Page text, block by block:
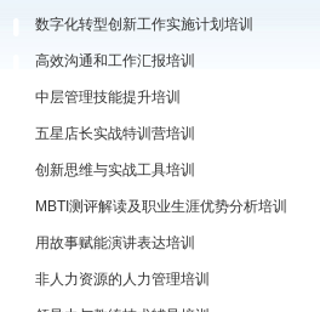
数字化转型创新工作实施计划培训
高效沟通和工作汇报培训
中层管理技能提升培训
五星店长实战特训营培训
创新思维与实战工具培训
MBTI测评解读及职业生涯优势分析培训
用故事赋能演讲表达培训
非人力资源的人力管理培训